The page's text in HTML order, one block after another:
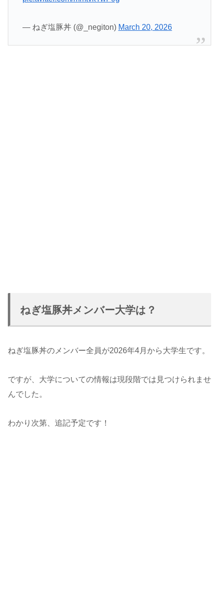
— ねぎ塩豚丼 (@_negiton) March 20, 2026
ねぎ塩豚丼メンバー大学は？
ねぎ塩豚丼のメンバー全員が2026年4月から大学生です。
ですが、大学についての情報は現段階では見つけられませ
んでした。
わかり次第、追記予定です！